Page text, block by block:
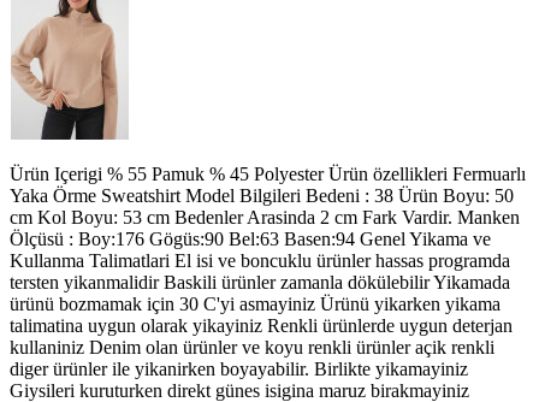
Ürün Içerigi % 55 Pamuk % 45 Polyester Ürün özellikleri Fermuarlı
Yaka Örme Sweatshirt Model Bilgileri Bedeni : 38 Ürün Boyu: 50
cm Kol Boyu: 53 cm Bedenler Arasinda 2 cm Fark Vardir. Manken
Ölçüsü : Boy:176 Gögüs:90 Bel:63 Basen:94 Genel Yikama ve
Kullanma Talimatlari El isi ve boncuklu ürünler hassas programda
tersten yikanmalidir Baskili ürünler zamanla dökülebilir Yikamada
ürünü bozmamak için 30 C'yi asmayiniz Ürünü yikarken yikama
talimatina uygun olarak yikayiniz Renkli ürünlerde uygun deterjan
kullaniniz Denim olan ürünler ve koyu renkli ürünler açik renkli
diger ürünler ile yikanirken boyayabilir. Birlikte yikamayiniz
Giysileri kuruturken direkt günes isigina maruz birakmayiniz